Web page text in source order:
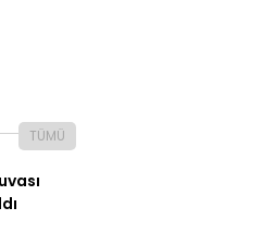
TÜMÜ